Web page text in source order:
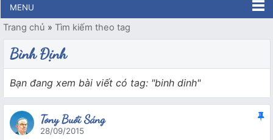
MENU
Trang chủ » Tìm kiếm theo tag
Bình Định
Bạn đang xem bài viết có tag: "binh dinh"
Tony Buổi Sáng
28/09/2015